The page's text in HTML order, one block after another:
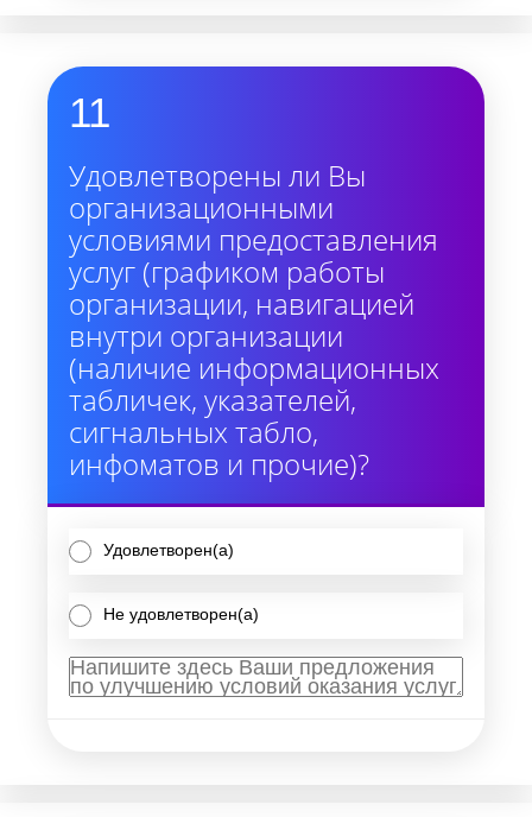
11
Удовлетворены ли Вы
организационными
условиями предоставления
услуг (графиком работы
организации, навигацией
внутри организации
(наличие информационных
табличек, указателей,
сигнальных табло,
инфоматов и прочие)?
Удовлетворен(а)
Не удовлетворен(а)